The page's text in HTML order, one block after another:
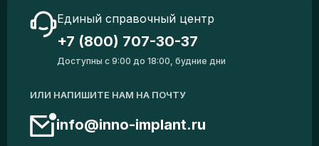
Единый справочный центр
+7 (800) 707-30-37
Доступны с 9:00 до 18:00, будние дни
ИЛИ НАПИШИТЕ НАМ НА ПОЧТУ
info@inno-implant.ru